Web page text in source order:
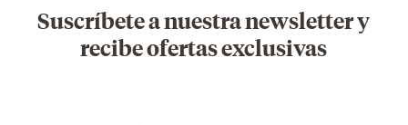
Suscríbete a nuestra newsletter y
recibe ofertas exclusivas